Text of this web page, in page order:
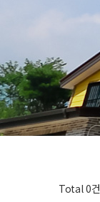
Total 0건